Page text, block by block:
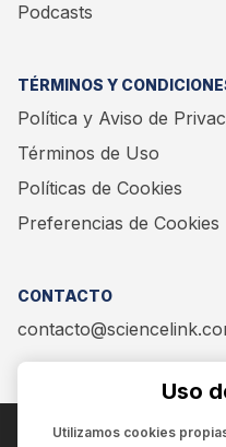
Podcasts
TÉRMINOS Y
Política y Aviso de
Términos de Uso
Políticas de Cookies
Preferencias de Cookies
CONTACTO
Uso
Utilizamos cookies